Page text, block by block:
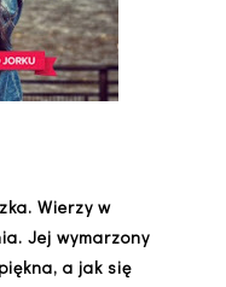
Wierzy w
Jej wymarzony
a jak się